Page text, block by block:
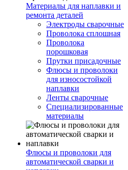
Материалы для наплавки и
ремонта деталей
Электроды сварочные
Проволока сплошная
Проволока
порошковая
Прутки присадочные
Флюсы и проволоки
для износостойкой
наплавки
Ленты сварочные
Специализированные
материалы
Флюсы и проволоки для
автоматической сварки и